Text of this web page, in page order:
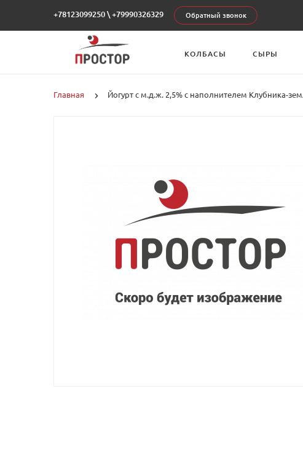
+78123099250 \ +79990326329 Обратный звонок
КОЛБАСЫ СЫРЫ
Главная Йогурт с м.д.ж. 2,5% с наполнителем Клубника-